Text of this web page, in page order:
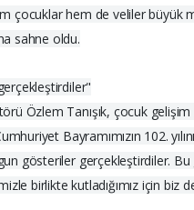
hem de veliler büyük
sahne oldu.
Özlem Tanışık, çocuk
Bayramımızın 102.
gösteriler gerçekleştirdiler.
birlikte kutladığımız için biz